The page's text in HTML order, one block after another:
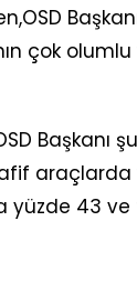
çok
Başkanı
43